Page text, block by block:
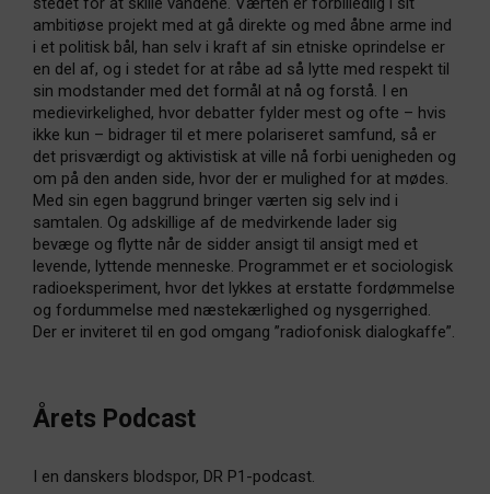
ambitiøse projekt med at gå direkte og med åbne arme ind
i et politisk bål, han selv i kraft af sin etniske oprindelse er
en del af, og i stedet for at råbe ad så lytte med respekt til
sin modstander med det formål at nå og forstå. I en
medievirkelighed, hvor debatter fylder mest og ofte – hvis
ikke kun – bidrager til et mere polariseret samfund, så er
det prisværdigt og aktivistisk at ville nå forbi uenigheden og
om på den anden side, hvor der er mulighed for at mødes.
Med sin egen baggrund bringer værten sig selv ind i
samtalen. Og adskillige af de medvirkende lader sig
bevæge og flytte når de sidder ansigt til ansigt med et
levende, lyttende menneske. Programmet er et sociologisk
radioeksperiment, hvor det lykkes at erstatte fordømmelse
og fordummelse med næstekærlighed og nysgerrighed.
Der er inviteret til en god omgang ”radiofonisk dialogkaffe”.
Årets Podcast
I en danskers blodspor, DR P1-podcast.